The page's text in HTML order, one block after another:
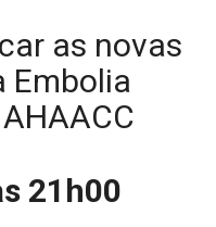
as novas
Embolia
21h00